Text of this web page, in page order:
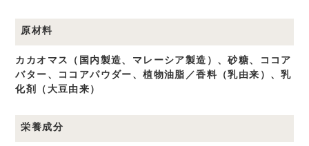
原材料
カカオマス（国内製造、マレーシア製造）、砂糖、ココア
バター、ココアパウダー、植物油脂／香料（乳由来）、乳
化剤（大豆由来）
栄養成分